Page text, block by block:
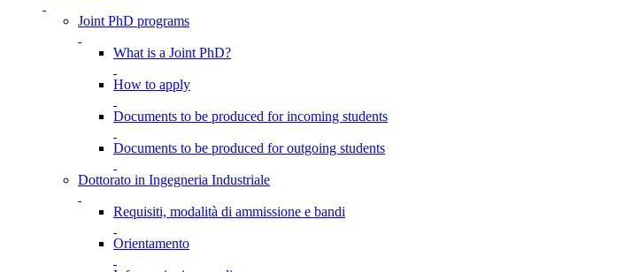
Joint PhD programs
What is a Joint PhD?
How to apply
Documents to be produced for incoming students
Documents to be produced for outgoing students
Dottorato in Ingegneria Industriale
Requisiti, modalità di ammissione e bandi
Orientamento